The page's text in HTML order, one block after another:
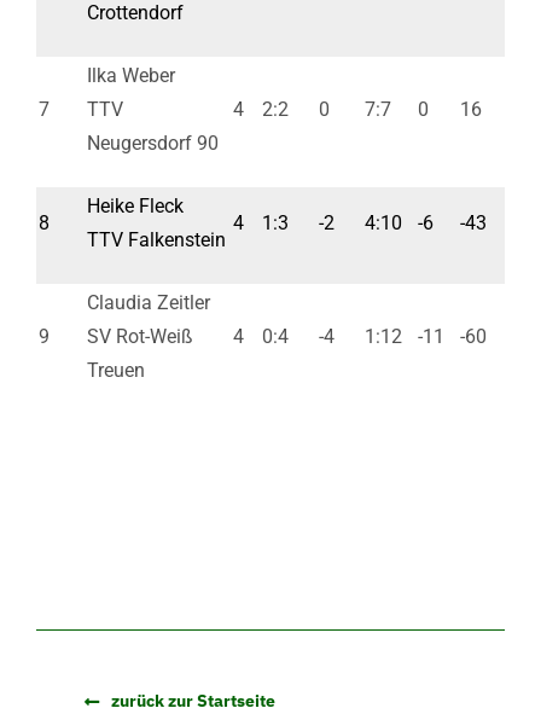
Crottendorf
7
Ilka Weber
TTV
Neugersdorf 90
4 2:2 0 7:7 0 16
8
Heike Fleck
TTV Falkenstein
4 1:3 -2 4:10 -6 -43
9
Claudia Zeitler
SV Rot-Weiß
Treuen
4 0:4 -4 1:12 -11 -60
zurück zur Startseite